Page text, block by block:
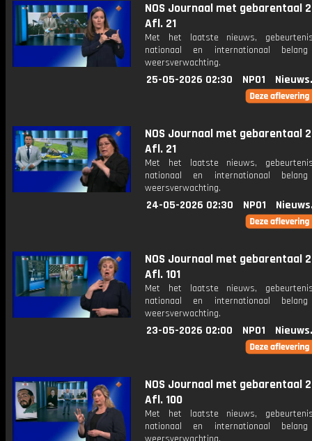
NOS Journaal met gebarentaal
Afl. 21
Met het laatste nieuws,
nationaal en internationaal
weersverwachting.
25-05-2026 02:30 NPO1
NOS Journaal met gebarentaal
Afl. 21
Met het laatste nieuws,
nationaal en internationaal
weersverwachting.
24-05-2026 02:30 NPO1
NOS Journaal met gebarentaal
Afl. 101
Met het laatste nieuws,
nationaal en internationaal
weersverwachting.
23-05-2026 02:00 NPO1
NOS Journaal met gebarentaal
Afl. 100
Met het laatste nieuws,
nationaal en internationaal